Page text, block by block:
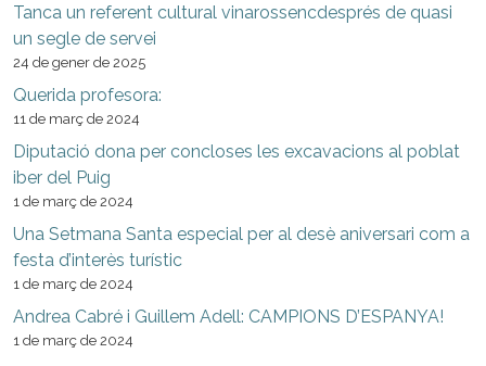
Tanca un referent cultural vinarossencdesprés de quasi
un segle de servei
24 de gener de 2025
Querida profesora:
11 de març de 2024
Diputació dona per concloses les excavacions al poblat
iber del Puig
1 de març de 2024
Una Setmana Santa especial per al desè aniversari com a
festa d’interès turístic
1 de març de 2024
Andrea Cabré i Guillem Adell: CAMPIONS D’ESPANYA!
1 de març de 2024